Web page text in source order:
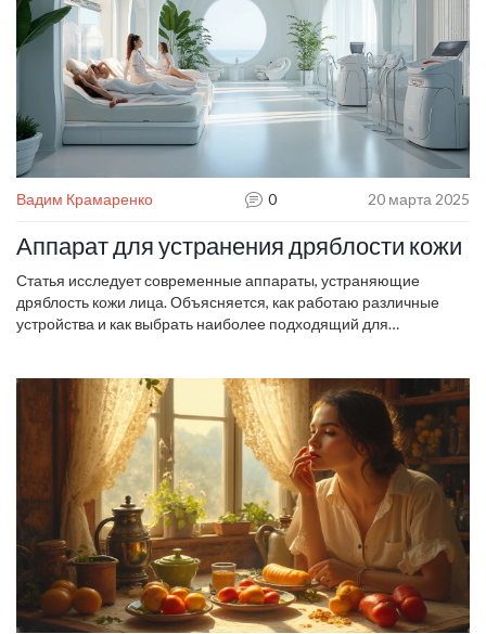
Вадим Крамаренко 0 20 марта 2025
Аппарат для устранения дряблости кожи
Статья исследует современные аппараты, устраняющие
дряблость кожи лица. Объясняется, как работаю различные
устройства и как выбрать наиболее подходящий для
терапия. Советы по уходу за кожей после процедур помогут
сохранить долгосрочные результаты. Это обязательное чтение
для тех, кто ищет эффективные решения для омоложения.